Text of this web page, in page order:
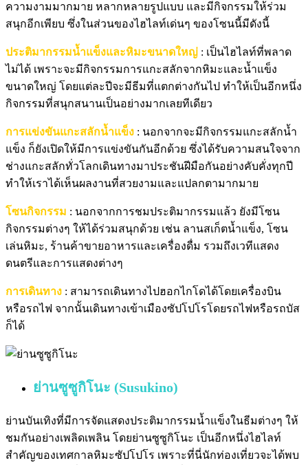
ความงามมากมาย หลากหลายรูปแบบ และมีกิจกรรมให้ร่วม
สนุกอีกเพียบ ซึ่งในส่วนของไฮไลท์เด่นๆ ของโซนนี้มีดังนี้
ประติมากรรมน้ำแข็งและหิมะขนาดใหญ่ : เป็นไฮไลท์ที่พลาด
ไม่ได้ เพราะจะมีกิจกรรมการแกะสลักจากหิมะและน้ำแข็ง
ขนาดใหญ่ โดยแต่ละปีจะมีธีมที่แตกต่างกันไป ทำให้เป็นอีกหนึ่ง
กิจกรรมที่สนุกสนานเป็นอย่างมากเลยทีเดียว
การแข่งขันแกะสลักน้ำแข็ง : นอกจากจะมีกิจกรรมแกะสลักน้ำ
แข็ง ก็ยังเปิดให้มีการแข่งขันกันอีกด้วย ซึ่งได้รับความสนใจจาก
ช่างแกะสลักทั่วโลกเดินทางมาประชันฝีมือกันอย่างคับคั่งทุกปี
ทำให้เราได้เห็นผลงานที่สวยงามและแปลกตามากมาย
โซนกิจกรรม : นอกจากการชมประติมากรรมแล้ว ยังมีโซน
กิจกรรมต่างๆ ให้ได้ร่วมสนุกด้วย เช่น ลานสเก็ตน้ำแข็ง, โซน
เล่นหิมะ, ร้านค้าขายอาหารและเครื่องดื่ม รวมถึงเวทีแสดง
ดนตรีและการแสดงต่างๆ
การเดินทาง : สามารถเดินทางไปฮอกไกโดได้โดยเครื่องบิน
หรือรถไฟ จากนั้นเดินทางเข้าเมืองซัปโปโรโดยรถไฟหรือรถบัส
ก็ได้
ย่านซูซูกิโนะ (Susukino)
ย่านบันเทิงที่มีการจัดแสดงประติมากรรมน้ำแข็งในธีมต่างๆ ให้
ชมกันอย่างเพลิดเพลิน โดยย่านซูซูกิโนะ เป็นอีกหนึ่งไฮไลท์
สำคัญของเทศกาลหิมะซัปโปโร เพราะที่นี่นักท่องเที่ยวจะได้พบ